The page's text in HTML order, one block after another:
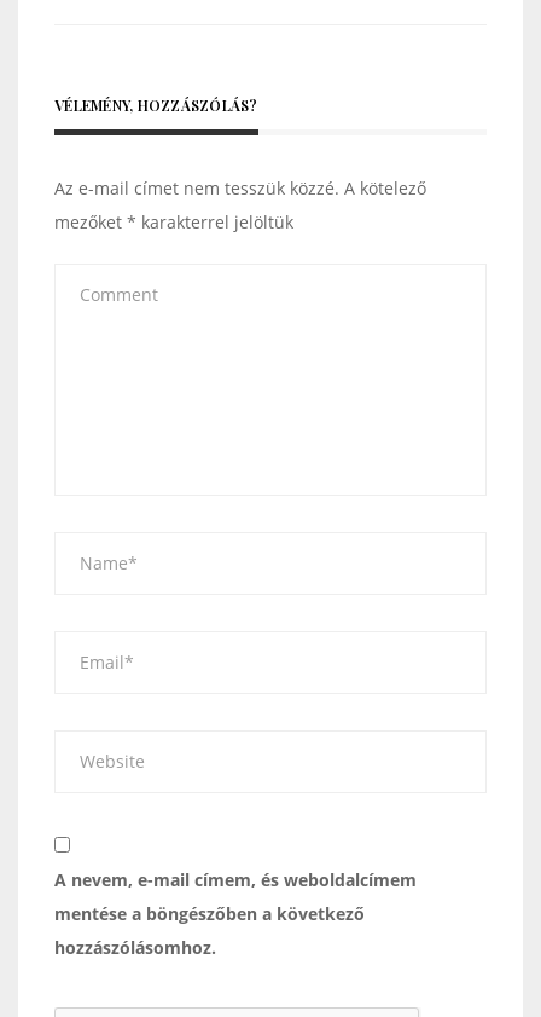
VÉLEMÉNY, HOZZÁSZÓLÁS?
Az e-mail címet nem tesszük közzé. A kötelező
mezőket * karakterrel jelöltük
A nevem, e-mail címem, és weboldalcímem
mentése a böngészőben a következő
hozzászólásomhoz.